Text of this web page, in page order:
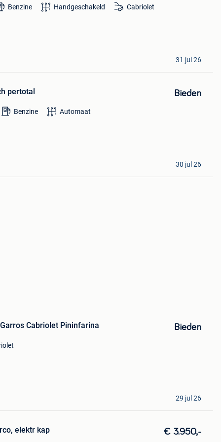
Benzine Handgeschakeld Cabriolet
31 jul 26
pertotal Bieden
Benzine Automaat
30 jul 26
Cabriolet Pininfarina Bieden
29 jul 26
elektr kap € 3.950,-